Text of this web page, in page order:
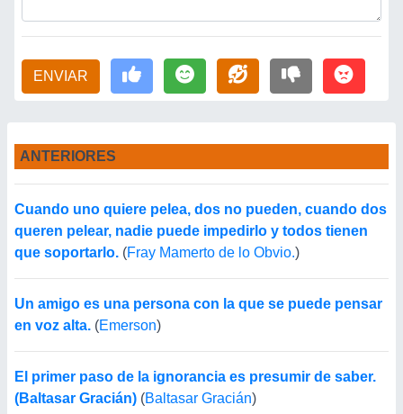
ENVIAR
ANTERIORES
Cuando uno quiere pelea, dos no pueden, cuando dos
queren pelear, nadie puede impedirlo y todos tienen
que soportarlo. (Fray Mamerto de lo Obvio.)
Un amigo es una persona con la que se puede pensar
en voz alta. (Emerson)
El primer paso de la ignorancia es presumir de saber.
(Baltasar Gracián) (Baltasar Gracián)